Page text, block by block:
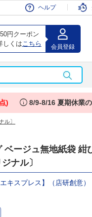
ヘルプ
円クーポン
しくは こちら 会員登録
会員
) info 8/9-8/16 夏期休業
ル〕
ベージュ無地紙袋 紺
ナル〕
キスプレス】（店研創意）